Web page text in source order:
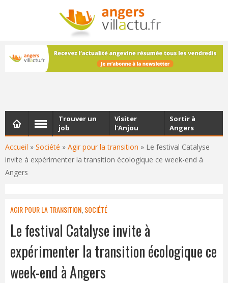
NEWSLETTER
Les dernières actualités d'Angers, chaque vendredi dans
votre boîte e-mail
Accueil » Société » Agir pour la transition » Le festival Catalyse
invite à expérimenter la transition écologique ce week-end à
Angers
Trouver un
job
Visiter
l’Anjou
Sortir à
Angers
AGIR POUR LA TRANSITION SOCIÉTÉ
Le festival Catalyse invite à
expérimenter la transition écologique ce
week-end à Angers